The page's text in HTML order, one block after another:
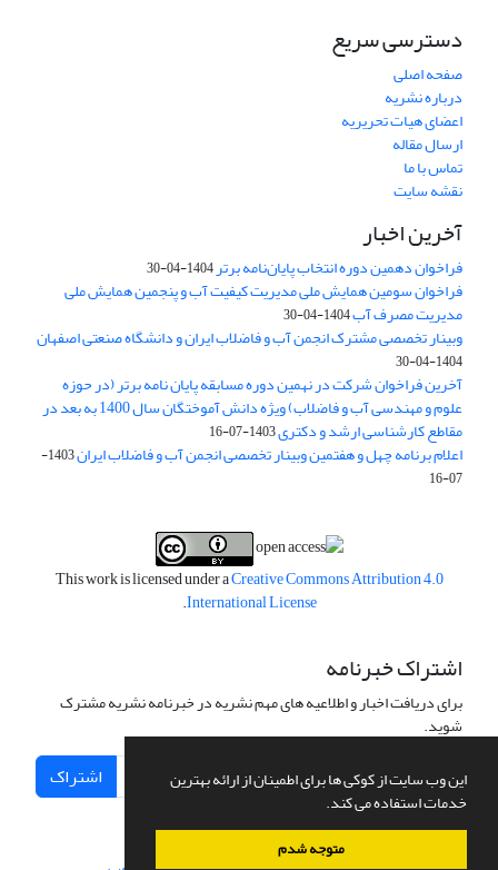
این وب سایت از کوکی ها برای اطمینان از ارائه بهترین
خدمات استفاده می کند.
متوجه شدم
دسترسی سریع
صفحه اصلی
درباره نشریه
اعضای هیات تحریریه
ارسال مقاله
تماس با ما
نقشه سایت
آخرین اخبار
فراخوان دهمین دوره انتخاب پایان‌نامه برتر1404-04-30
فراخوان سومین همایش ملی مدیریت کیفیت آب و پنجمین همایش ملی
مدیریت مصرف آب1404-04-30
وبینار تخصصی مشترک انجمن آب و فاضلاب ایران و دانشگاه صنعتی اصفهان
1404-04-30
آخرین فراخوان شرکت در نهمین دوره مسابقه پایان نامه برتر (در حوزه
علوم و مهندسی آب و فاضلاب) ویژه دانش آموختگان سال 1400 به بعد در
مقاطع کارشناسی ارشد و دکتری1403-07-16
اعلام برنامه چهل و هفتمین وبینار تخصصی انجمن آب و فاضلاب ایران
1403-
07-16
This work is licensed under aCreative Commons Attribution 4.0
International License
.
اشتراک خبرنامه
برای دریافت اخبار و اطلاعیه های مهم نشریه در خبرنامه نشریه مشترک
شوید.
اشتراک